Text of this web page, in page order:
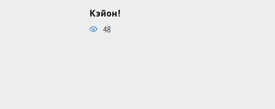
Кэйон!
48